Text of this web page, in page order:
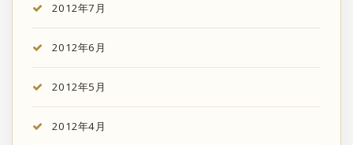
2012年7月
2012年6月
2012年5月
2012年4月